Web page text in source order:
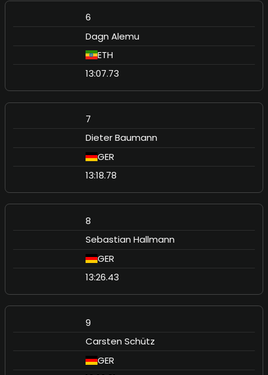
6
Dagn Alemu
ETH
13:07.73
7
Dieter Baumann
GER
13:18.78
8
Sebastian Hallmann
GER
13:26.43
9
Carsten Schütz
GER